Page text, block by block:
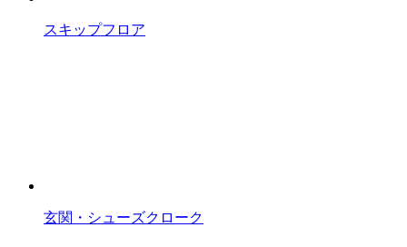
スキップフロア
玄関・シューズクローク